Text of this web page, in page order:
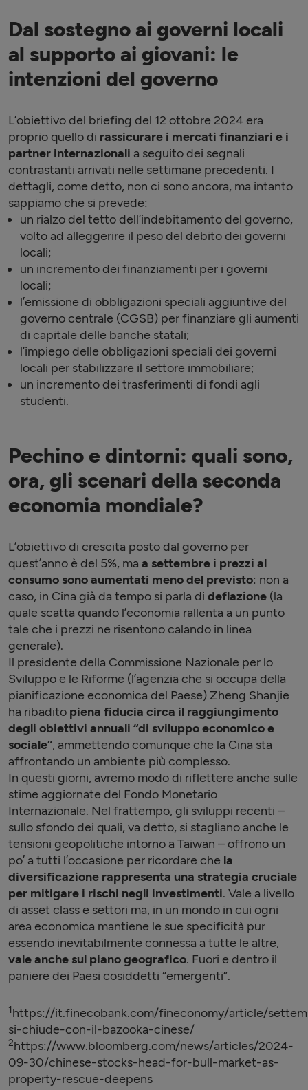
Dal sostegno ai governi locali
al supporto ai giovani: le
intenzioni del governo
L’obiettivo del briefing del 12 ottobre 2024 era
proprio quello di rassicurare i mercati finanziari e i
partner internazionali a seguito dei segnali
contrastanti arrivati nelle settimane precedenti. I
dettagli, come detto, non ci sono ancora, ma intanto
sappiamo che si prevede:
un rialzo del tetto dell’indebitamento del governo,
volto ad alleggerire il peso del debito dei governi
locali;
un incremento dei finanziamenti per i governi
locali;
l’emissione di obbligazioni speciali aggiuntive del
governo centrale (CGSB) per finanziare gli aumenti
di capitale delle banche statali;
l’impiego delle obbligazioni speciali dei governi
locali per stabilizzare il settore immobiliare;
un incremento dei trasferimenti di fondi agli
studenti.
Pechino e dintorni: quali sono,
ora, gli scenari della seconda
economia mondiale?
L’obiettivo di crescita posto dal governo per
quest’anno è del 5%, ma a settembre i prezzi al
consumo sono aumentati meno del previsto: non a
caso, in Cina già da tempo si parla di deflazione (la
quale scatta quando l’economia rallenta a un punto
tale che i prezzi ne risentono calando in linea
generale).
Il presidente della Commissione Nazionale per lo
Sviluppo e le Riforme (l’agenzia che si occupa della
pianificazione economica del Paese) Zheng Shanjie
ha ribadito piena fiducia circa il raggiungimento
degli obiettivi annuali “di sviluppo economico e
sociale”, ammettendo comunque che la Cina sta
affrontando un ambiente più complesso.
In questi giorni, avremo modo di riflettere anche sulle
stime aggiornate del Fondo Monetario
Internazionale. Nel frattempo, gli sviluppi recenti –
sullo sfondo dei quali, va detto, si stagliano anche le
tensioni geopolitiche intorno a Taiwan – offrono un
po’ a tutti l’occasione per ricordare che la
diversificazione rappresenta una strategia cruciale
per mitigare i rischi negli investimenti. Vale a livello
di asset class e settori ma, in un mondo in cui ogni
area economica mantiene le sue specificità pur
essendo inevitabilmente connessa a tutte le altre,
vale anche sul piano geografico. Fuori e dentro il
paniere dei Paesi cosiddetti “emergenti”.
1https://it.finecobank.com/fineconomy/article/
si-chiude-con-il-bazooka-cinese/
2https://www.bloomberg.com/news/articles/2024-
09-30/chinese-stocks-head-for-bull-market-as-
property-rescue-deepens